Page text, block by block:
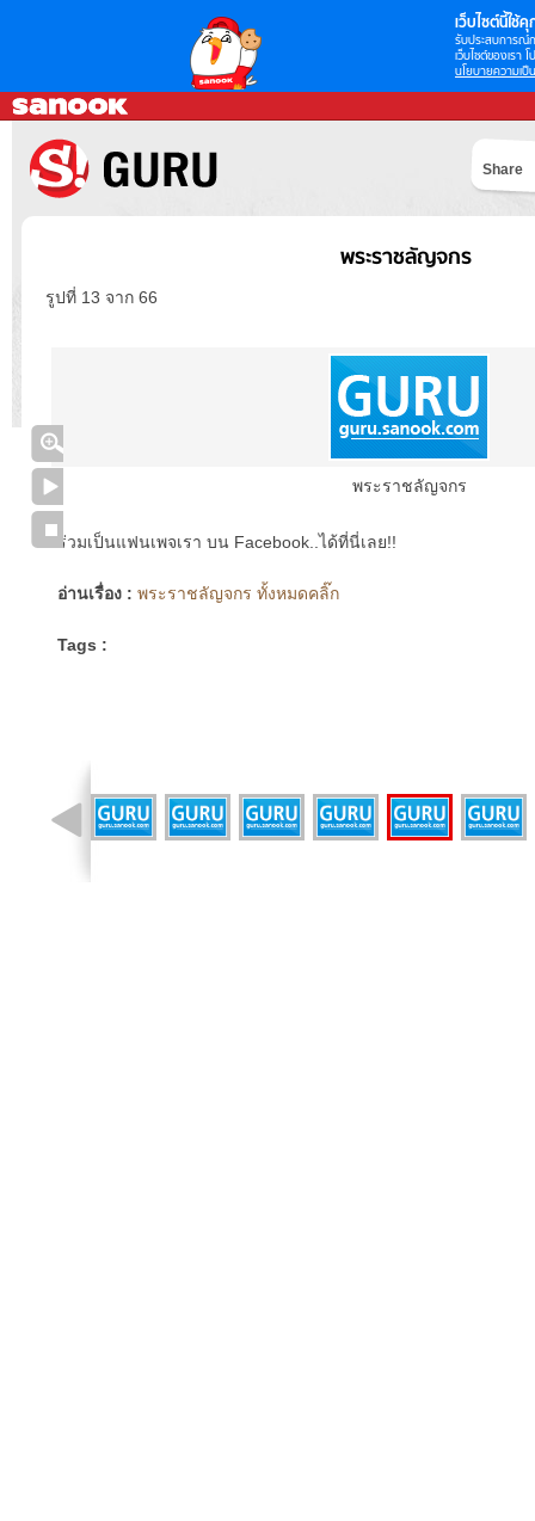
เว็บไซต์นี้ใช้คุ
รับประสบการณ์
เว็บไซต์ของเรา
นโยบายความเป็
Share
พระราชลัญจกร
รูปที่ 13 จาก 66
พระราชลัญจกร
ร่วมเป็นแฟนเพจเรา บน Facebook..ได้ที่นี่เลย!!
อ่านเรื่อง : พระราชลัญจกร ทั้งหมดคลิ๊ก
Tags :